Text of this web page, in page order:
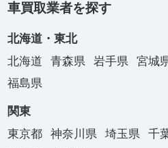
車買取業者を探す
北海道・東北
北海道
青森県 岩手県 宮城
福島県
関東
東京都
神奈川県 埼玉県 千